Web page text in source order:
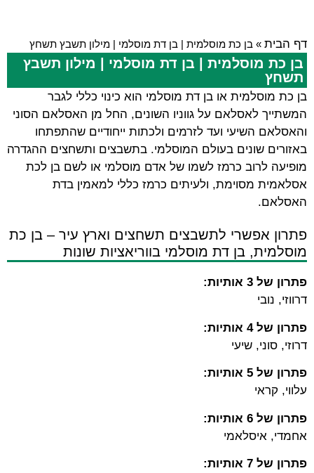
דף הבית » בן כת מוסלמית | בן דת מוסלמי | מילון תשבץ תשחץ
בן כת מוסלמית | בן דת מוסלמי | מילון תשבץ
תשחץ
בן כת מוסלמית או בן דת מוסלמי הוא כינוי כללי לגבר
המשתייך לאסלאם על גווניו השונים, החל מן האסלאם הסוני
והאסלאם השיעי ועד לזרמים ולכתות ייחודיים שהתפתחו
באזורים שונים בעולם המוסלמי. בתשבצים ותשחצים ההגדרה
מופיעה לרוב כרמז לשמו של אדם מוסלמי או לשם בן לכת
אסלאמית מסוימת, ולעיתים כרמז כללי למאמין בדת
האסלאם.
פתרון אפשרי לתשבצים תשחצים וארץ עיר – בן כת
מוסלמית, בן דת מוסלמי בווריאציות שונות
פתרון של 3 אותיות:
דרווזי, נובי
פתרון של 4 אותיות:
דרוזי, סוני, שיעי
פתרון של 5 אותיות:
עלווי, קראי
פתרון של 6 אותיות:
אחמדי, איסלאמי
פתרון של 7 אותיות: